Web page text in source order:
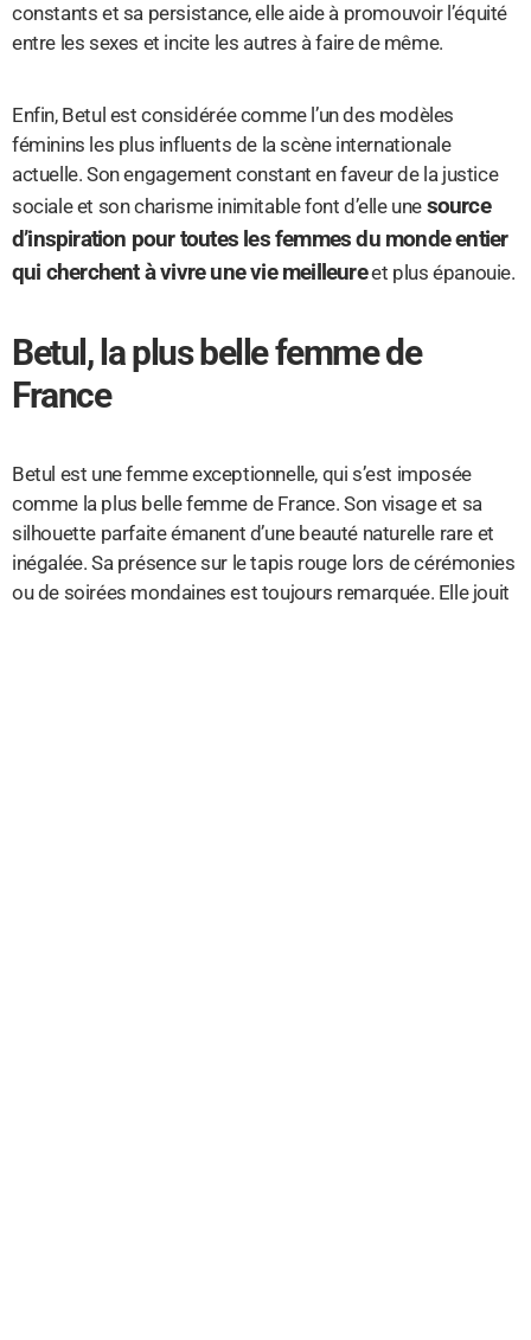
constants et sa persistance, elle aide à promouvoir l’équité
entre les sexes et incite les autres à faire de même.
Enfin, Betul est considérée comme l’un des modèles
féminins les plus influents de la scène internationale
actuelle. Son engagement constant en faveur de la justice
sociale et son charisme inimitable font d’elle une source
d’inspiration pour toutes les femmes du monde entier
qui cherchent à vivre une vie meilleureet plus épanouie.
Betul, la plus belle femme de
France
Betul est une femme exceptionnelle, qui s’est imposée
comme la plus belle femme de France. Son visage et sa
silhouette parfaite émanent d’une beauté naturelle rare et
inégalée. Sa présence sur le tapis rouge lors de cérémonies
ou de soirées mondaines est toujours remarquée. Elle jouit